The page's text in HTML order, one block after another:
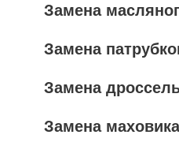
Замена
Замена
Замена
Замена маховика